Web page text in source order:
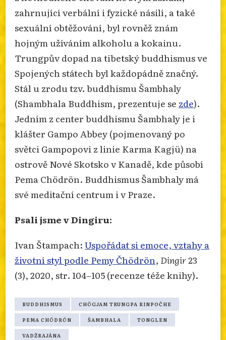
zahrnující verbální i fyzické násilí, a také
sexuální obtěžování, byl rovněž znám
hojným užíváním alkoholu a kokainu.
Trungpův dopad na tibetský buddhismus ve
Spojených státech byl každopádně značný.
Stál u zrodu tzv. buddhismu Šambhaly
(Shambhala Buddhism, prezentuje se zde).
Jedním z center buddhismu Šambhaly je i
klášter Gampo Abbey (pojmenovaný po
světci Gampopovi z linie Karma Kagjü) na
ostrově Nové Skotsko v Kanadě, kde působí
Pema Chödrön. Buddhismus Šambhaly má
své meditační centrum i v Praze.
Psali jsme v Dingiru:
Ivan Štampach:Uspořádat si emoce, vztahy a
životní styl podle Pemy Čhödrön, Dingir23
(3), 2020, str. 104–105 (recenze téže knihy).
BUDDHISMUS CHÖGJAM TRUNGPA RINPOČHE
PEMA CHÖDRÖN ŠAMBHALA TONGLEN
VADŽRAJÁNA